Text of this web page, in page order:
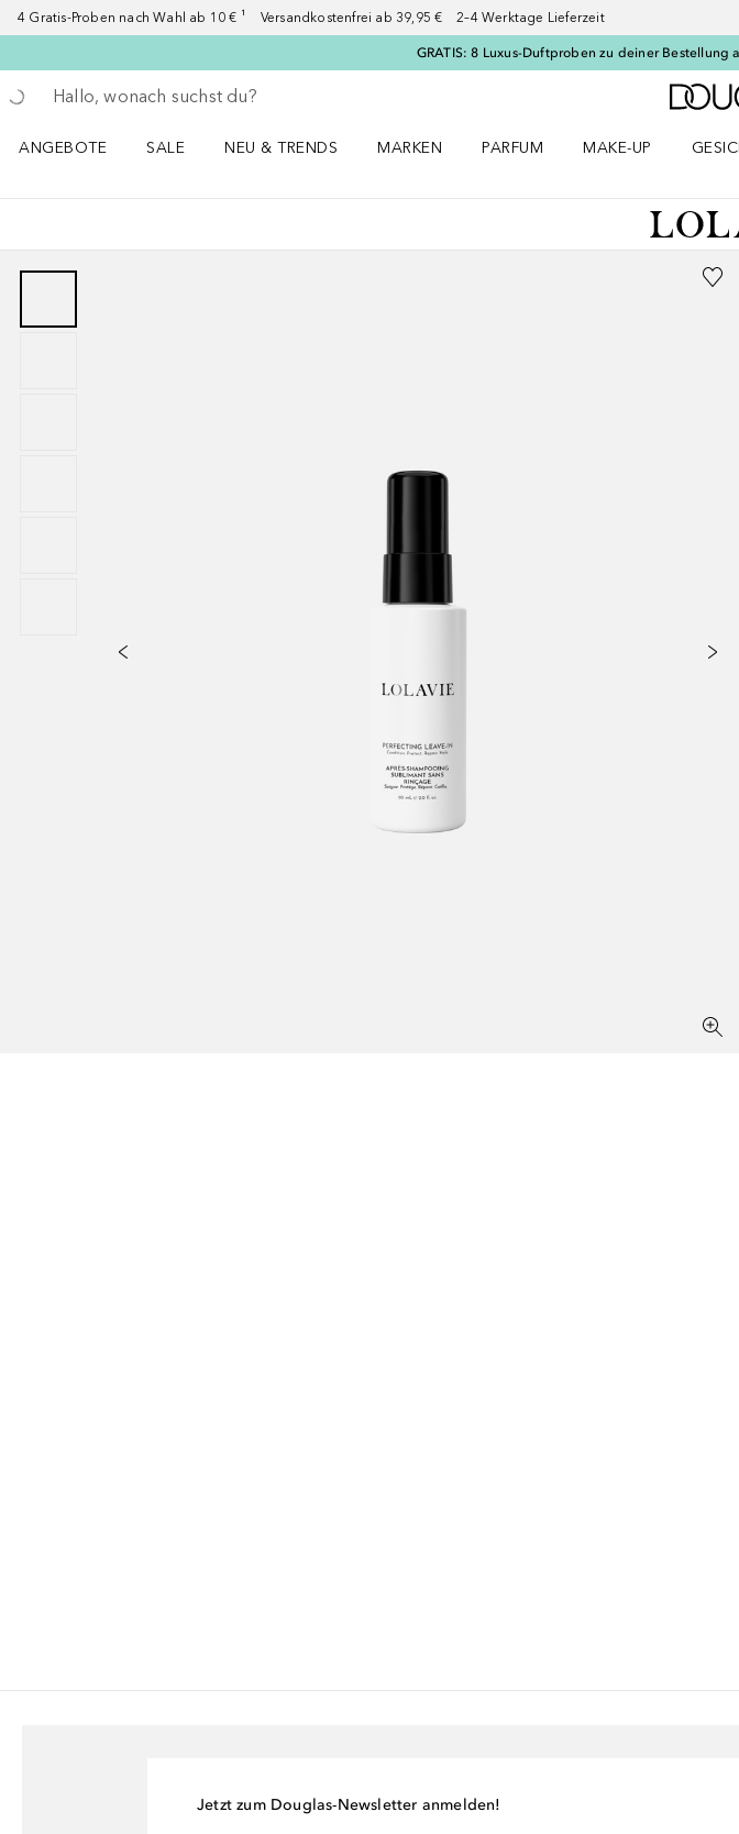
4 Gratis-Proben nach Wahl ab 10 € ¹ Versandkostenfrei ab 39,95 € 2–4 Werktage Lieferzeit
GRATIS: 8 Luxus-Duftproben zu deiner Bestellung
Gehe zurück
Suche ausführen
ANGEBOTE
SALE
NEU & TRENDS
MARKEN
PARFUM
MAKE-UP
Jetzt zum Douglas-Newsletter anmelden!